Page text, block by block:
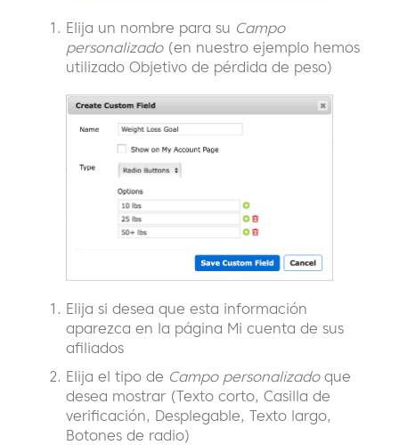
Elija un nombre para su Campo
personalizado(en nuestro ejemplo hemos
utilizado Objetivo de pérdida de peso)
Elija si desea que esta información
aparezca en la página Mi cuenta de sus
afiliados
Elija el tipo de Campo personalizadoque
desea mostrar (Texto corto, Casilla de
verificación, Desplegable, Texto largo,
Botones de radio)